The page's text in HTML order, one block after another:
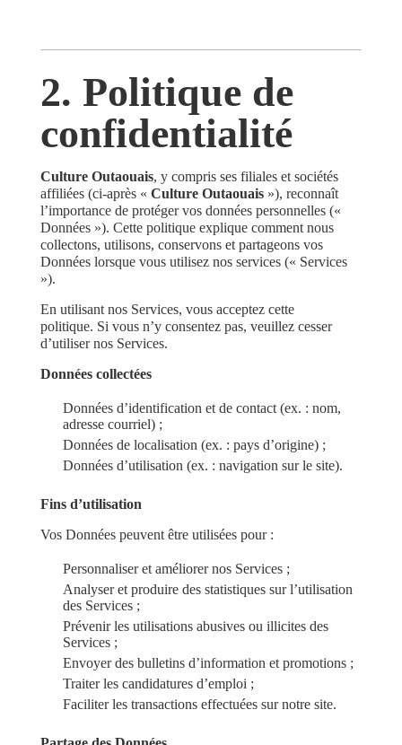
2. Politique de
confidentialité
Culture Outaouais, y compris ses filiales et sociétés
affiliées (ci-après « Culture Outaouais »), reconnaît
l’importance de protéger vos données personnelles («
Données »). Cette politique explique comment nous
collectons, utilisons, conservons et partageons vos
Données lorsque vous utilisez nos services (« Services
»).
En utilisant nos Services, vous acceptez cette
politique. Si vous n’y consentez pas, veuillez cesser
d’utiliser nos Services.
Données collectées
Données d’identification et de contact (ex. : nom,
adresse courriel) ;
Données de localisation (ex. : pays d’origine) ;
Données d’utilisation (ex. : navigation sur le site).
Fins d’utilisation
Vos Données peuvent être utilisées pour :
Personnaliser et améliorer nos Services ;
Analyser et produire des statistiques sur l’utilisation
des Services ;
Prévenir les utilisations abusives ou illicites des
Services ;
Envoyer des bulletins d’information et promotions ;
Traiter les candidatures d’emploi ;
Faciliter les transactions effectuées sur notre site.